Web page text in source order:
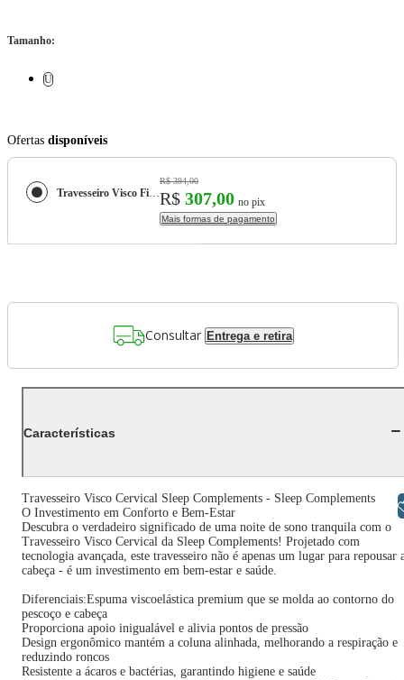
Tamanho:
U
Ofertas disponíveis
Travesseiro Visco Firme Cervicale 60x40x10 - Sleep Complements
R$ 394,00
R$ 307,00 no pix
Mais formas de pagamento
Consultar Entrega e retira
Características
Travesseiro Visco Cervical Sleep Complements - Sleep Complements
O Investimento em Conforto e Bem-Estar
Descubra o verdadeiro significado de uma noite de sono tranquila com o
Travesseiro Visco Cervical da Sleep Complements! Projetado com
tecnologia avançada, este travesseiro não é apenas um lugar para repousar
cabeça - é um investimento em bem-estar e saúde.
Diferenciais:Espuma viscoelástica premium que se molda ao contorno do
pescoço e cabeça
Proporciona apoio inigualável e alivia pontos de pressão
Design ergonômico mantém a coluna alinhada, melhorando a respiração e
reduzindo roncos
Resistente a ácaros e bactérias, garantindo higiene e saúde
Libras